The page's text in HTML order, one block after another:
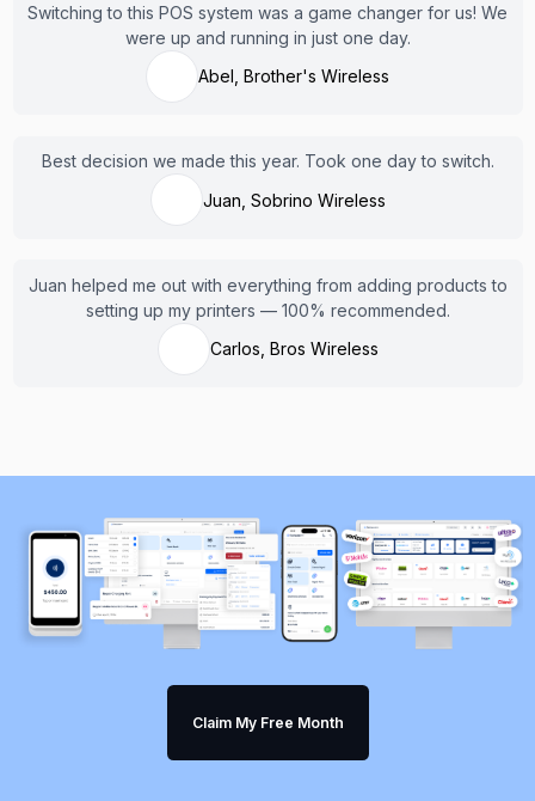
Switching to this POS system was a game changer for us! We
were up and running in just one day.
Abel, Brother's Wireless
Best decision we made this year. Took one day to switch.
Juan, Sobrino Wireless
Juan helped me out with everything from adding products to
setting up my printers — 100% recommended.
Carlos, Bros Wireless
Claim My Free Month